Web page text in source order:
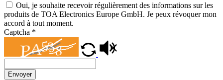
Oui, je souhaite recevoir régulièrement des informations sur les
produits de TOA Electronics Europe GmbH. Je peux révoquer mon
accord à tout moment.
Captcha *
Envoyer